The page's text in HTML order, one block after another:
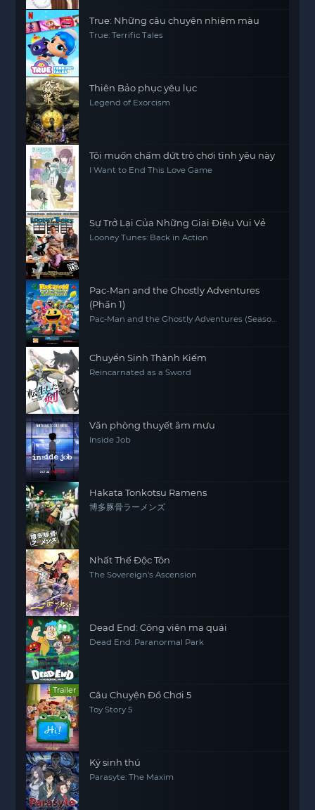
True: Những câu chuyện nhiệm màu
True: Terrific Tales
Thiên Bảo phục yêu lục
Legend of Exorcism
Tôi muốn chấm dứt trò chơi tình yêu này
I Want to End This Love Game
Sự Trở Lại Của Những Giai Điệu Vui Vẻ
Looney Tunes: Back in Action
Pac-Man and the Ghostly Adventures
(Phần 1)
Pac-Man and the Ghostly Adventures (Season
Chuyển Sinh Thành Kiếm
Reincarnated as a Sword
Văn phòng thuyết âm mưu
Inside Job
Hakata Tonkotsu Ramens
博多豚骨ラーメンズ
Nhất Thế Độc Tôn
The Sovereign's Ascension
Dead End: Công viên ma quái
Dead End: Paranormal Park
Trailer Câu Chuyện Đồ Chơi 5
Toy Story 5
Ký sinh thú
Parasyte: The Maxim